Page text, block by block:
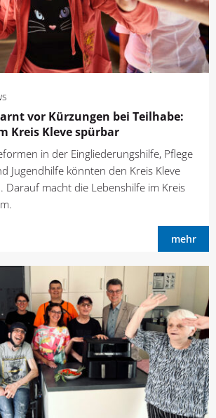
vor Kürzungen bei Teilhabe:
Kreis Kleve spürbar
in der Eingliederungshilfe, Pflege
Jugendhilfe könnten den Kreis Kleve
Darauf macht die Lebenshilfe im Kreis
mehr